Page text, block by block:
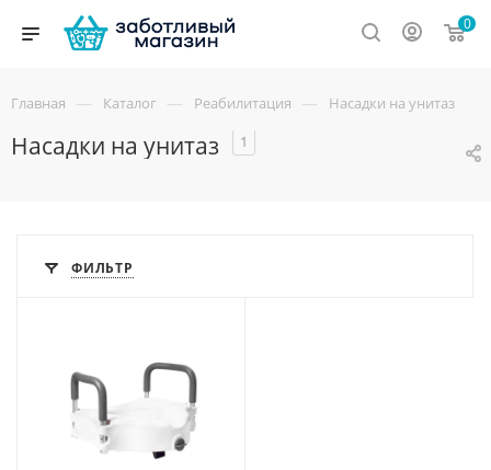
0
Главная — Каталог — Реабилитация — Насадки на унитаз
Насадки на унитаз 1
ФИЛЬТР